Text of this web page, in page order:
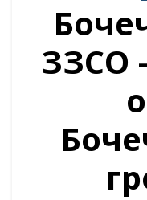
ЗЗСО